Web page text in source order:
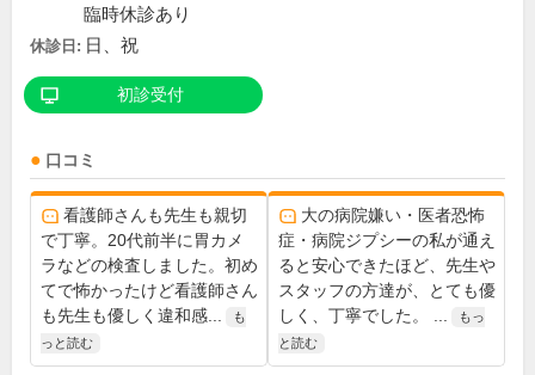
臨時休診あり
休診日: 日、祝
初診受付
口コミ
看護師さんも先生も親切
で丁寧。20代前半に胃カメ
ラなどの検査しました。初め
てで怖かったけど看護師さん
も先生も優しく違和感...
も
っと読む
大の病院嫌い・医者恐怖
症・病院ジプシーの私が通え
ると安心できたほど、先生や
スタッフの方達が、とても優
しく、丁寧でした。 ...
もっ
と読む